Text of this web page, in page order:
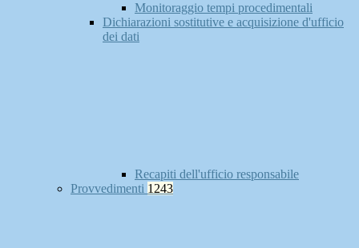
Monitoraggio tempi procedimentali
Dichiarazioni sostitutive e acquisizione d'ufficio
dei dati
Recapiti dell'ufficio responsabile
Provvedimenti 1243